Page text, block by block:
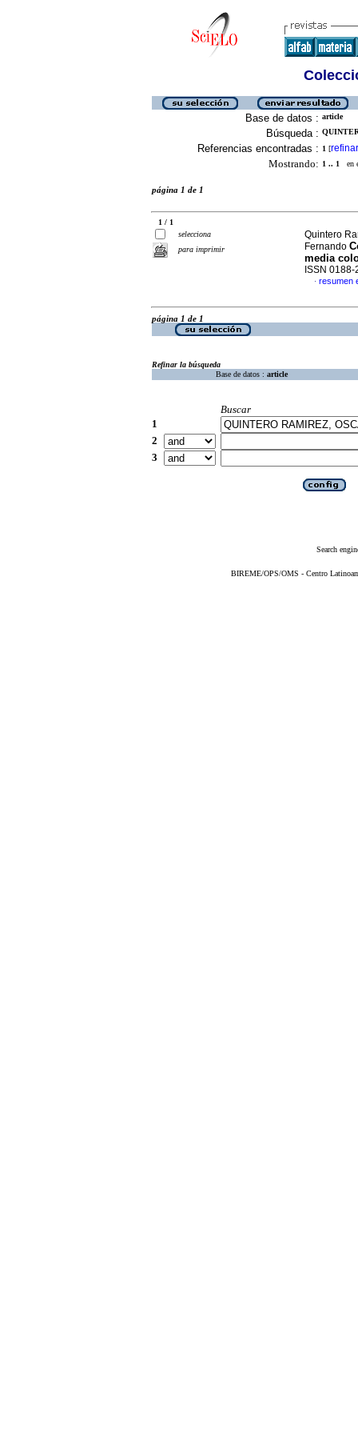
Base de datos : article
Búsqueda :
Referencias encontradas : 1 [refinar
Mostrando: 1 .. 1 en
página 1 de 1
1 / 1
selecciona
para imprimir
Quintero
Fernando
media
ISSN 0188-
· resumen
página 1 de 1
Refinar la búsqueda
Base de datos : article
Buscar
1
2
3
Search
BIREME/OPS/OMS - Centro